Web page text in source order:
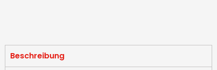
Beschreibung